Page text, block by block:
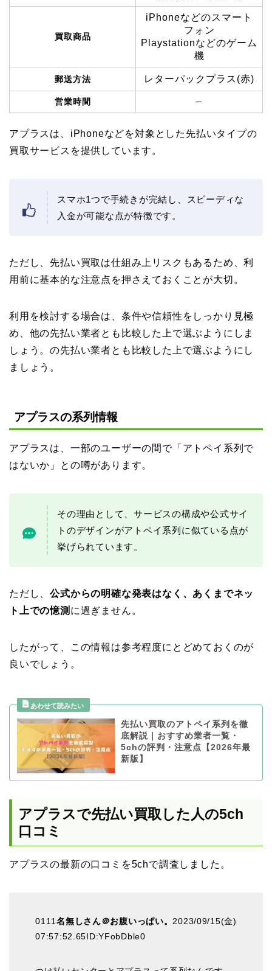
買取商品
iPhoneなどのスマート
フォン
Playstationなどのゲーム
機
郵送方法 レターパックプラス(赤)
営業時間 –
アプラスは、iPhoneなどを対象とした先払いタイプの
買取サービスを提供しています。
スマホ1つで手続きが完結し、スピーディな
入金が可能な点が特徴です。
ただし、先払い買取は仕組み上リスクもあるため、利
用前に基本的な注意点を押さえておくことが大切。
利用を検討する場合は、条件や信頼性をしっかり見極
め、他の先払い業者とも比較した上で選ぶようにしま
しょう。の先払い業者とも比較した上で選ぶようにし
ましょう。
アプラスの系列情報
アプラスは、一部のユーザーの間で「アトペイ系列で
はないか」との噂があります。
その理由として、サービスの構成や公式サイ
トのデザインがアトペイ系列に似ている点が
挙げられています。
ただし、公式からの明確な発表はなく、あくまでネッ
ト上での憶測 に過ぎません。
したがって、この情報は参考程度にとどめておくのが
良いでしょう。
先払い買取のアトペイ系列を徹
底解説｜おすすめ業者一覧・
5chの評判・注意点【2026年最
新版】
アプラスで先払い買取した人の5ch
口コミ
アプラスの最新の口コミを5chで調査しました。
0111名無しさん＠お腹いっぱい。 2023/09/15(金)
07:57:52.65ID:YFobDble0